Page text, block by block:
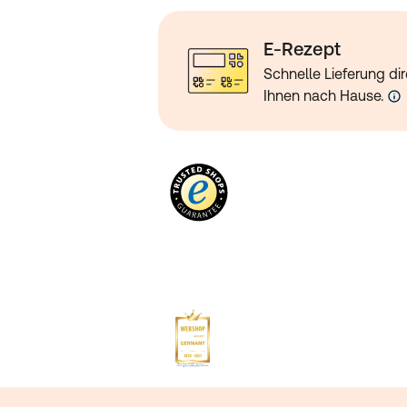
Stevioglycoside), Verdickungsmittel
Nährwertangaben:
Brennwert (kJ)
Brennwert (kcal)
Fett
Ballaststoffe
Eiweiß
Salz
E-Rezept
Schnelle Lieferung
Ihnen nach Hause.